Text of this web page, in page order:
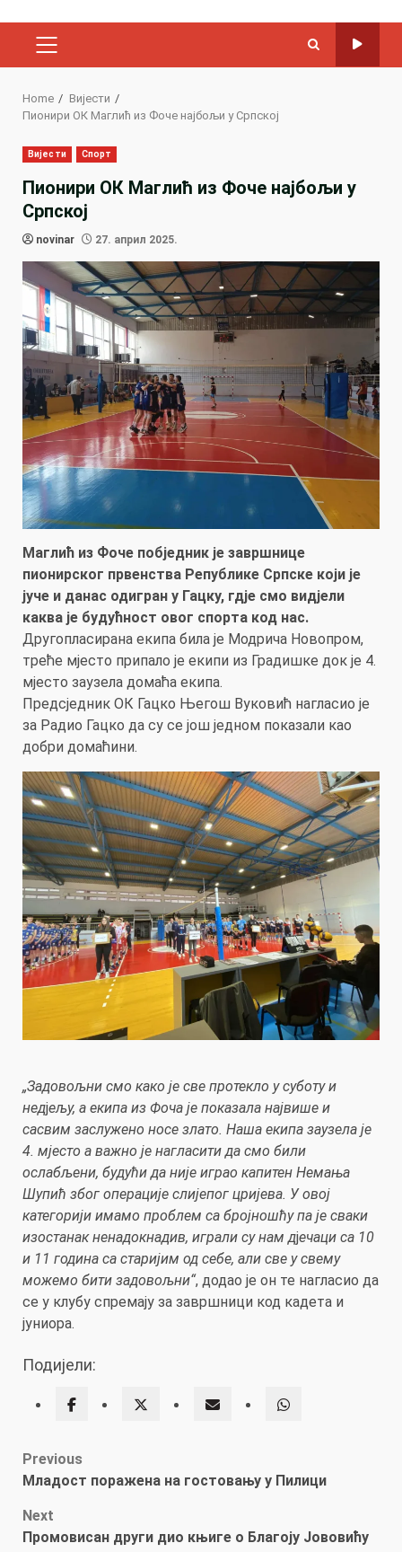
PRIMARY
Home
Вијести
Пионири ОК Маглић из Фоче најбољи у Српској
Вијести Спорт
Пионири ОК Маглић из Фоче најбољи у
Српској
novinar 27. април 2025.
Маглић из Фоче побједник је завршнице
пионирског првенства Републике Српске који је
јуче и данас одигран у Гацку, гдjе смо видjели
каква је будућност овог спорта код нас.
Другопласирана екипа била је Модрича Новопром,
треће мјесто припало је екипи из Градишке док је 4.
мјесто заузела домаћа екипа.
Предсједник ОК Гацко Његош Вуковић нагласио је
за Радио Гацко да су се још једном показали као
добри домаћини.
„Задовољни смо како је све протекло у суботу и
недjељу, а екипа из Фоча је показала највише и
сасвим заслужено носе злато. Наша екипа заузела је
4. мјесто а важно је нагласити да смо били
ослабљени, будући да није играо капитен Немања
Шупић због операције слијепог цријева. У овој
категорији имамо проблем са бројношћу па је сваки
изостанак ненадокнадив, играли су нам дjечаци са 10
и 11 година са старијим од себе, али све у свему
можемо бити задовољни“, додао је он те нагласио да
се у клубу спремају за завршници код кадета и
јуниора.
Подијели:
Post
Previous
Младост поражена на гостовању у Пилици
Next
Промовисан други дио књиге о Благоју Јововићу